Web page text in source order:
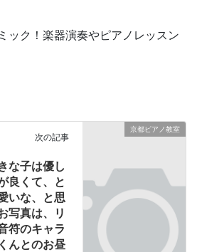
ック！楽器演奏やピアノレッスン
京都ピアノ教室
次の記事
な子は優し
良くて、と
いな、と思
写真は、リ
符のキャラ
んとのお昼